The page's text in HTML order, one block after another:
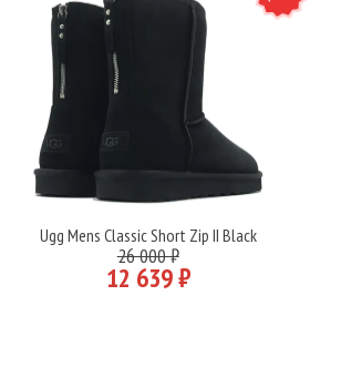
Подробнее
Ugg Mens Classic Short Zip II Black
26 000 ₽
12 639 ₽